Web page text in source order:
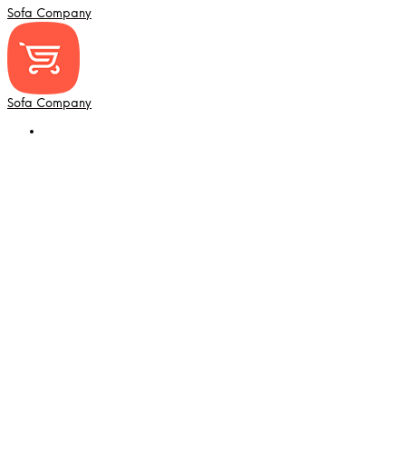
Sofa Company
Sofa Company